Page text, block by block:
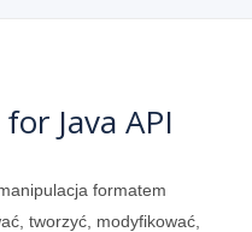
Java API
formatem
tworzyć, modyfikować,